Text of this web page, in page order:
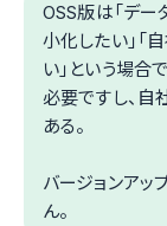
OSS版は「デー
小化したい」「
い」という場合
必要ですし、
ある。
バージョンアッ
ん。